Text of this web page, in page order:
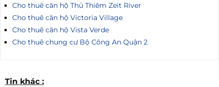
Cho thuê căn hộ Thủ Thiêm Zeit River
Cho thuê căn hộ Victoria Village
Cho thuê căn hộ Vista Verde
Cho thuê chung cư Bộ Công An Quận 2
Tin khác :